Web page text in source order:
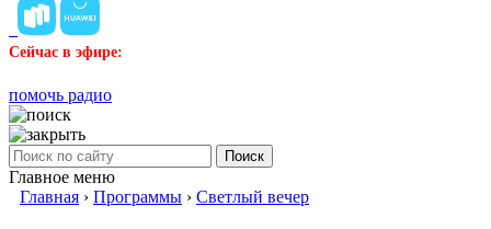
Сейчас в эфире:
помочь радио
Поиск
Главное меню
Главная › Программы › Светлый вечер